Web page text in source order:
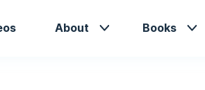
About Books